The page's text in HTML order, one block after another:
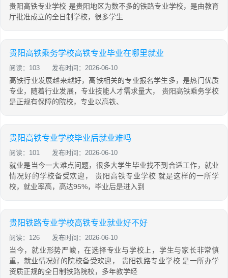
贵阳高铁专业学校 是贵阳地区为数不多的铁路专业学校，是由教育
厅批准成立的全日制学校，很多学生
贵阳高铁乘务学校高铁专业毕业在哪里就业
阅读：103 发布时间：2026-06-10
高铁行业发展越来越好，高铁相关的专业报名学生多，是热门优质
专业，随着行业发展，专业技能人才需求量大， 贵阳高铁乘务学校
是正规有保障的院校，专业以高铁、
贵阳高铁专业学校毕业后就业难吗
阅读：101 发布时间：2026-06-10
就业是当今一大难点问题，很多大学生毕业找不到合适工作，就业
情况好的学校备受欢迎， 贵阳高铁专业学校 就是这样的一所学
校，就业率高，高达95%，毕业后是进入到
贵阳铁路专业学校高铁专业就业好不好
阅读：126 发布时间：2026-06-10
当今，就业形势严峻，在选择专业与学校上，学生与家长非常慎
重，就业情况好的院校备受欢迎， 贵阳铁路专业学校 是一所办学
资质正规的全日制铁路院校，多年教学经